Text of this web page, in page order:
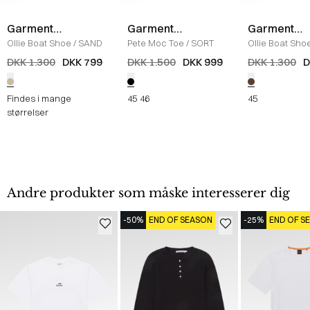
Garment
Project
Ollie Boat Shoe / SAND
DKK 1.300 DKK 799
Findes i mange
størrelser
Garment
Project
Pete Moc Toe / SORT
DKK 1.500 DKK 999
45 46
Garment
Project
Ollie Boat
DKK 1.300
45
Andre produkter som måske interesserer dig
-50% END OF SEASON -25% END OF